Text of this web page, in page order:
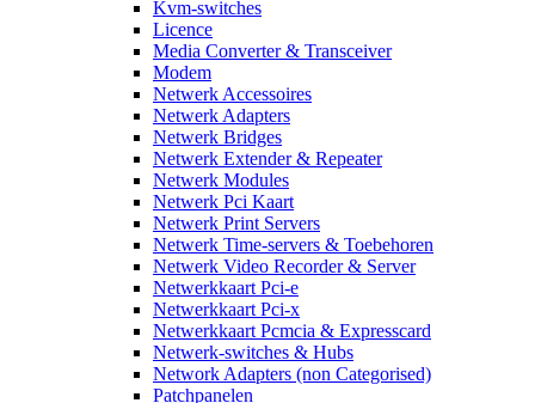
Kvm-switches
Licence
Media Converter & Transceiver
Modem
Netwerk Accessoires
Netwerk Adapters
Netwerk Bridges
Netwerk Extender & Repeater
Netwerk Modules
Netwerk Pci Kaart
Netwerk Print Servers
Netwerk Time-servers & Toebehoren
Netwerk Video Recorder & Server
Netwerkkaart Pci-e
Netwerkkaart Pci-x
Netwerkkaart Pcmcia & Expresscard
Netwerk-switches & Hubs
Network Adapters (non Categorised)
Patchpanelen